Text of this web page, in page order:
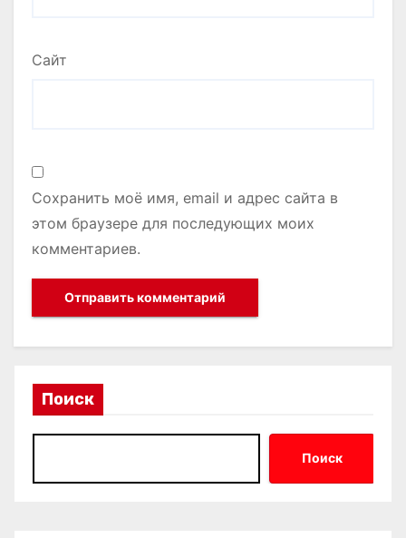
Сайт
Сохранить моё имя, email и адрес сайта в
этом браузере для последующих моих
комментариев.
Поиск
Поиск